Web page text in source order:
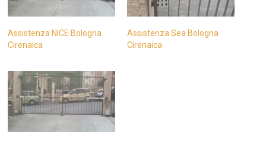
Assistenza NICE Bologna
Cirenaica
Assistenza Sea Bologna
Cirenaica